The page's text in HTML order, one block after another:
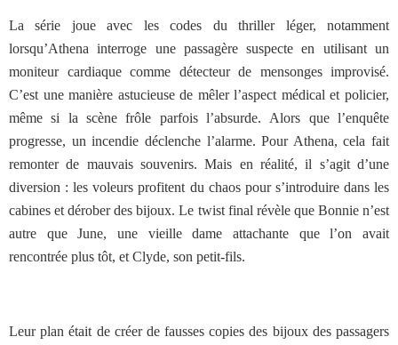
La série joue avec les codes du thriller léger, notamment
lorsqu’Athena interroge une passagère suspecte en utilisant un
moniteur cardiaque comme détecteur de mensonges improvisé.
C’est une manière astucieuse de mêler l’aspect médical et policier,
même si la scène frôle parfois l’absurde.
Alors que l’enquête
progresse, un incendie déclenche l’alarme. Pour Athena, cela fait
remonter de mauvais souvenirs. Mais en réalité, il s’agit d’une
diversion : les voleurs profitent du chaos pour s’introduire dans les
cabines et dérober des bijoux. Le twist final révèle que Bonnie n’est
autre que June, une vieille dame attachante que l’on avait
rencontrée plus tôt, et Clyde, son petit-fils.
Leur plan était de créer de fausses copies des bijoux des passagers